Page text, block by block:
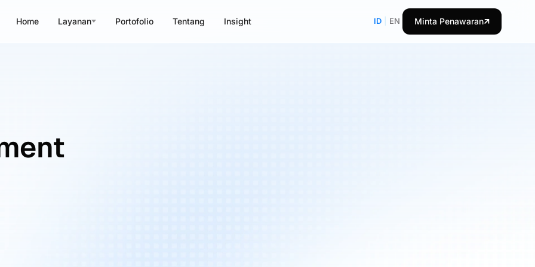
Home Layanan Portofolio Tentang Insight ID EN Minta Penawaran